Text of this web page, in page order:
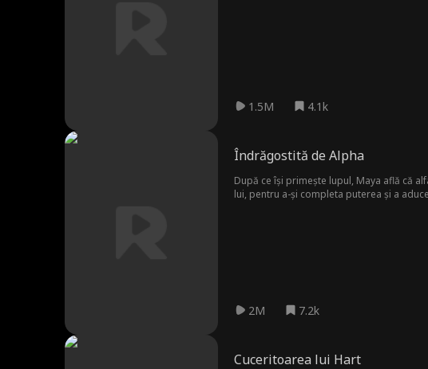
1.5M 4.1k
Îndrăgostită de Alpha
După ce își primește lupul, Maya află că
lui, pentru a-și completa puterea și a
2M 7.2k
Cuceritoarea lui Hart